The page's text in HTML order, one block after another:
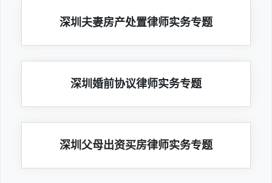
深圳夫妻房产处置律师实务专题
深圳婚前协议律师实务专题
深圳父母出资买房律师实务专题